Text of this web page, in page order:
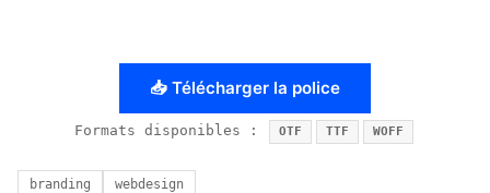
📥 Télécharger la police
Formats disponibles : OTF TTF WOFF
branding webdesign